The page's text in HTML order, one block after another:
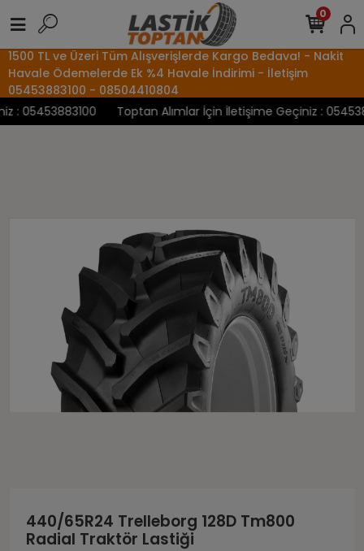
1500 TL ve Üzeri Tüm Alışverişlerde Kargo Bedava! - Nakit
Havale Ödemelerde Ek %4 Havale İndirimi - İletişim
05453883100 - 08504410804
05453883100
Toptan Alımlar İçin İletişime Geçiniz :
0
440/65R24 Trelleborg 128D Tm800
Radial Traktör Lastiği